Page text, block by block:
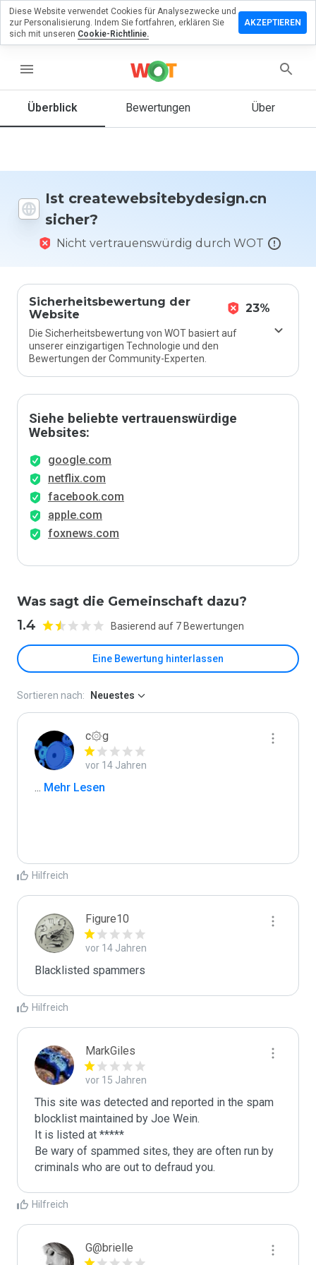
menu
Überblick Bewertungen Über
Ist createwebsitebydesign.cn
sicher?
Nicht vertrauenswürdig durch WOT
Sicherheitsbewertung der
Website
23%
Die Sicherheitsbewertung von WOT basiert auf
unserer einzigartigen Technologie und den
Bewertungen der Community-Experten.
Siehe beliebte vertrauenswürdige
Websites:
google.com
netflix.com
facebook.com
apple.com
foxnews.com
Was sagt die Gemeinschaft dazu?
1.4 Basierend auf 7 Bewertungen
Eine Bewertung hinterlassen
Sie eine
zu
Wie
Website
Skala von
1 bis 5
bewerten?
Sortieren nach: Neuestes
c۞g
vor 14 Jahren
... Mehr Lesen
Hilfreich
Figure10
vor 14 Jahren
Blacklisted spammers
Hilfreich
MarkGiles
vor 15 Jahren
This site was detected and reported in the spam
blocklist maintained by Joe Wein.
It is listed at *****
Be wary of spammed sites, they are often run by
criminals who are out to defraud you.
Hilfreich
G@brielle
Diese Website verwendet Cookies für Analysezwecke und
zur Personalisierung. Indem Sie fortfahren, erklären Sie
sich mit unseren Cookie-Richtlinie.
AKZEPTIEREN